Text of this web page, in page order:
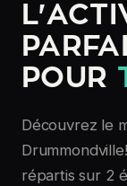
POUR
Découvrez le
répartis sur 2